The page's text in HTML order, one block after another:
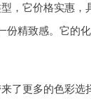
，它价格实惠
份精致感。它的
了更多的色彩